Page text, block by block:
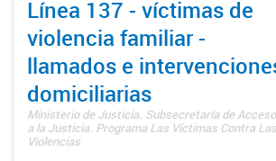
Línea 137 - víctimas de
violencia familiar -
llamados e
domiciliarias
Ministerio de Justicia. Subsecretaría de Acceso
a la Justicia. Programa Las Víctimas Contra Las
Violencias